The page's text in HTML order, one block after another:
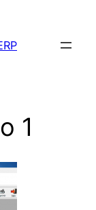
1